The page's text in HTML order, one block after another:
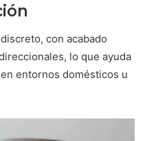
con acabado
lo que ayuda
entornos domésticos u